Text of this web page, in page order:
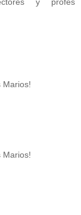
Marios!
Marios!